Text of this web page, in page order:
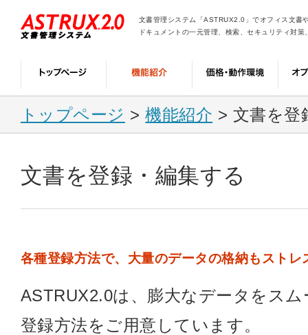
文書管理システム「ASTRUX2.0」でオフィス文書
ドキュメントの一元管理、検索、セキュリティ対
トップページ >機能紹介 > 文書を登
文書を登録・編集する
各種登録方法で、大量のデータの格納もストレ
ASTRUX2.0は、膨大なデータをス
登録方法をご用意しています。